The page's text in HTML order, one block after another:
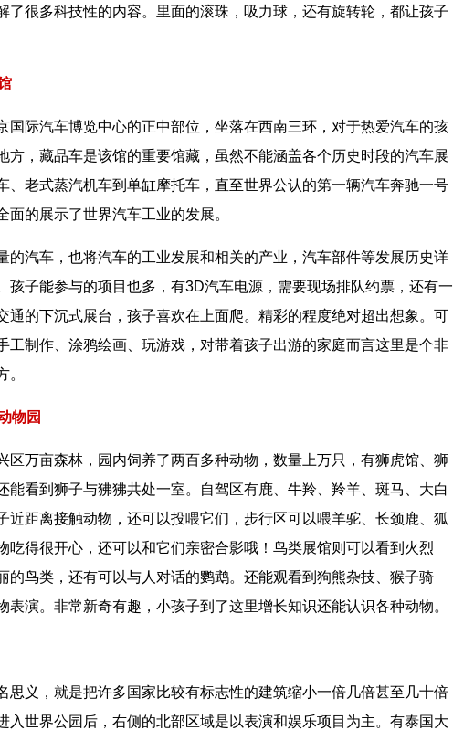
了很多科技性的内容。里面的滚珠，吸力球，还有旋转轮，都让孩子
国际汽车博览中心的正中部位，坐落在西南三环，对于热爱汽车的孩
方，藏品车是该馆的重要馆藏，虽然不能涵盖各个历史时段的汽车展
、老式蒸汽机车到单缸摩托车，直至世界公认的第一辆汽车奔驰一号
面的展示了世界汽车工业的发展。
的汽车，也将汽车的工业发展和相关的产业，汽车部件等发展历史详
孩子能参与的项目也多，有3D汽车电源，需要现场排队约票，还有一
通的下沉式展台，孩子喜欢在上面爬。精彩的程度绝对超出想象。可
工制作、涂鸦绘画、玩游戏，对带着孩子出游的家庭而言这里是个非
。
物园
区万亩森林，园内饲养了两百多种动物，数量上万只，有狮虎馆、狮
能看到狮子与狒狒共处一室。自驾区有鹿、牛羚、羚羊、斑马、大白
近距离接触动物，还可以投喂它们，步行区可以喂羊驼、长颈鹿、狐
吃得很开心，还可以和它们亲密合影哦！鸟类展馆则可以看到火烈
的鸟类，还有可以与人对话的鹦鹉。还能观看到狗熊杂技、猴子骑
表演。非常新奇有趣，小孩子到了这里增长知识还能认识各种动物。
思义，就是把许多国家比较有标志性的建筑缩小一倍几倍甚至几十倍
入世界公园后，右侧的北部区域是以表演和娱乐项目为主。有泰国大